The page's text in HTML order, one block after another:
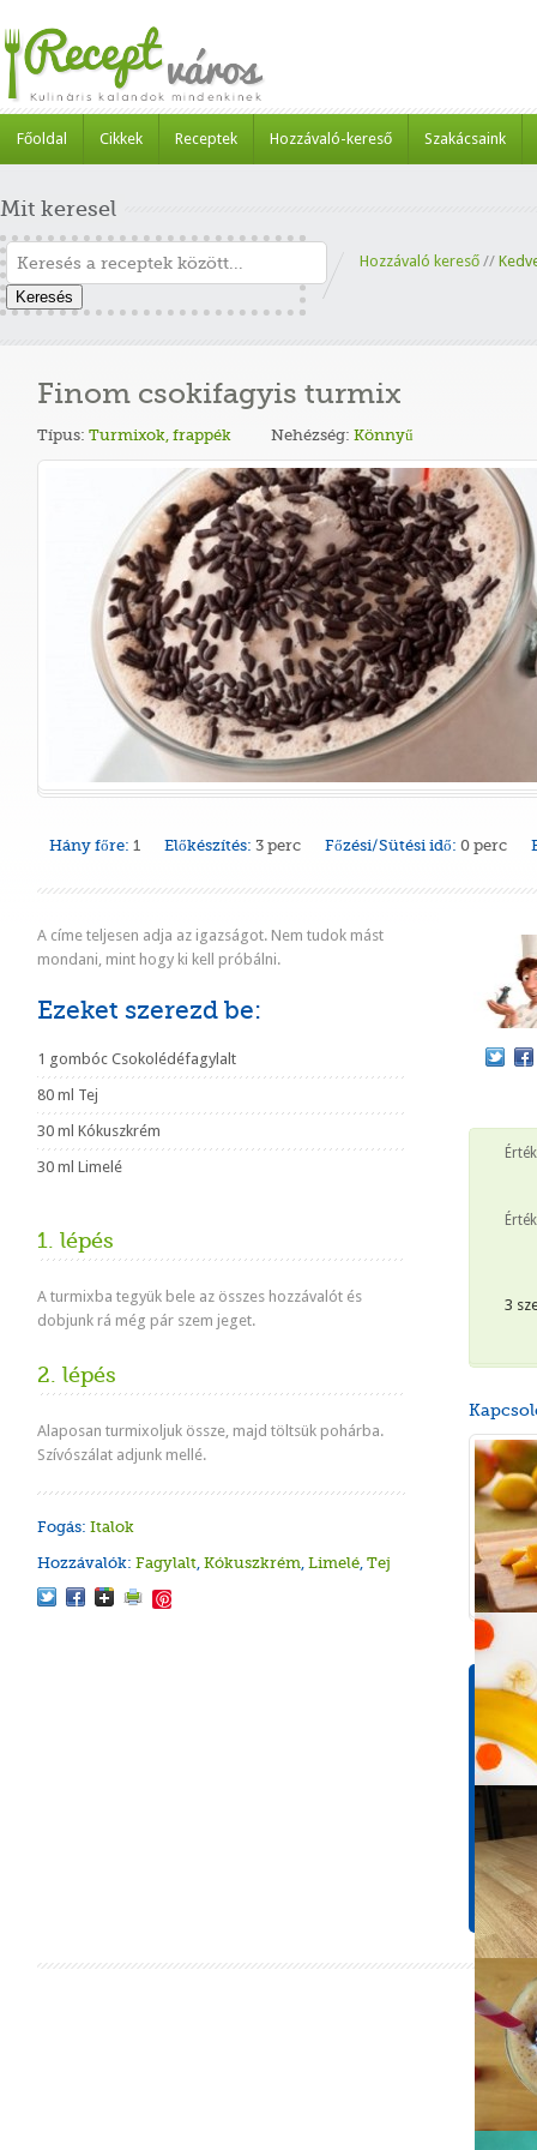
Főoldal Cikkek Receptek Hozzávaló-kereső Szakácsaink
Mit keresel
Keresés
Hozzávaló kereső //
Finom csokifagyis turmix
Típus: Turmixok, frappék Nehézség: Könnyű
Hány főre: 1 Előkészítés: 3 perc Főzési/Sütési idő: 0 perc
A címe teljesen adja az igazságot. Nem tudok mást
mondani, mint hogy ki kell próbálni.
Ezeket szerezd be:
1 gombóc Csokolédéfagylalt
80 ml Tej
30 ml Kókuszkrém
30 ml Limelé
1. lépés
A turmixba tegyük bele az összes hozzávalót és
dobjunk rá még pár szem jeget.
2. lépés
Alaposan turmixoljuk össze, majd töltsük pohárba.
Szívószálat adjunk mellé.
Fogás: Italok
Hozzávalók: Fagylalt, Kókuszkrém, Limelé, Tej
3
199
24
14,2